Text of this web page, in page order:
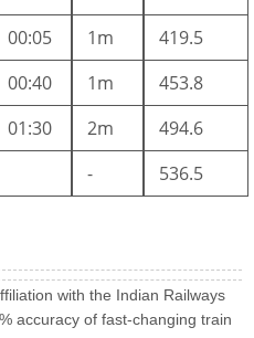
00:05 1m
419.5
00:40 1m
453.8
01:30 2m
494.6
- 536.5
with the Indian Railways
accuracy of fast-changing train